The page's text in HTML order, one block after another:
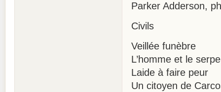
Parker Adderson,
Civils
Veillée funèbre
L’homme et le
Laide à faire peur
Un citoyen de